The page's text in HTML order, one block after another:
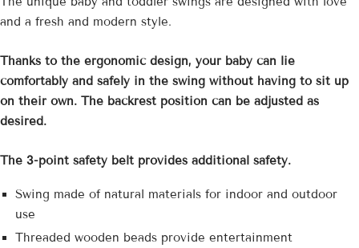
and a fresh and modern style.
Thanks to the ergonomic design, your baby can lie
comfortably and safely in the swing without having to sit up
on their own. The backrest position can be adjusted as
desired.
The 3-point safety belt provides additional safety.
Swing made of natural materials for indoor and outdoor
use
Threaded wooden beads provide entertainment